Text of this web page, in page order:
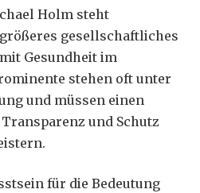
Holm steht
gesellschaftliches
Gesundheit im
stehen oft unter
und müssen einen
und Schutz
für die Bedeutung